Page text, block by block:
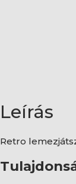
Leírás
Retro